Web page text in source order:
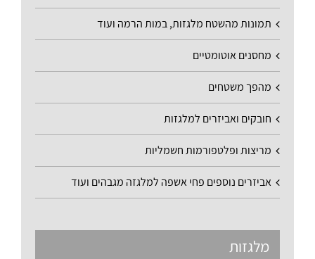
תמונות מהשטח מלגזות, במות הרמה ועוד
מחסנים אוטומטיים
מהפך משטחים
חובקים ואביזרים למלגזות
מריצות ופלטפורמות חשמליות
אביזרים נוספים פחי אשפה למלגזה מגבהים ועוד
מלגזות